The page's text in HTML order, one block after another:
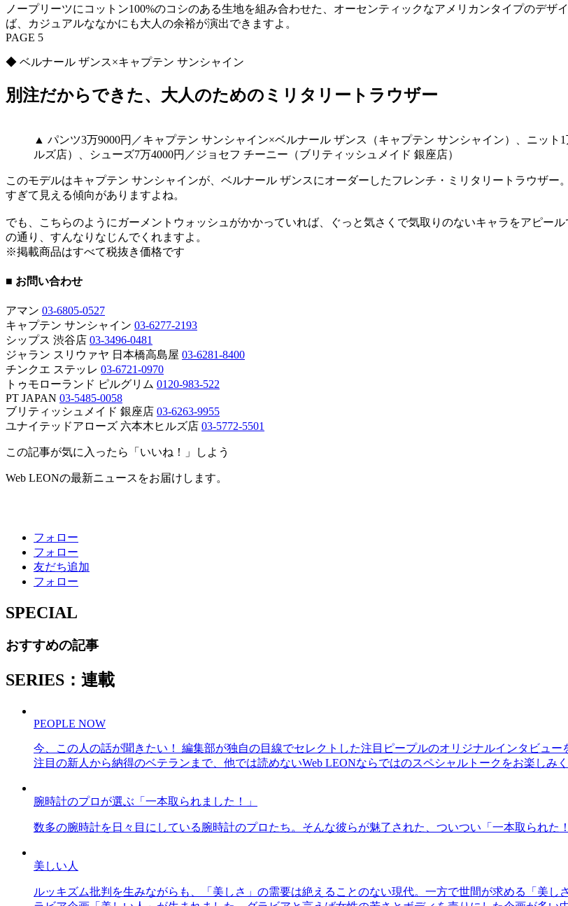
ノープリーツにコットン100%のコシのある生地を組み合わせた、オーセンティックなアメリカンタイプのデ
ば、カジュアルななかにも大人の余裕が演出できますよ。
PAGE 5
◆ ベルナール ザンス×キャプテン サンシャイン
別注だからできた、大人のためのミリタリートラウザー
▲ パンツ3万9000円／キャプテン サンシャイン×ベルナール ザンス（キャプテン サンシャイン）、ニッ
ルズ店）、シューズ7万4000円／ジョセフ チーニー（ブリティッシュメイド 銀座店）
このモデルはキャプテン サンシャインが、ベルナール ザンスにオーダーしたフレンチ・ミリタリートラウザ
すぎて見える傾向がありますよね。
でも、こちらのようにガーメントウォッシュがかかっていれば、ぐっと気さくで気取りのないキャラをアピー
の通り、すんなりなじんでくれますよ。
※掲載商品はすべて税抜き価格です
■ お問い合わせ
アマン 03-6805-0527
キャプテン サンシャイン 03-6277-2193
シップス 渋谷店 03-3496-0481
ジャラン スリウァヤ 日本橋高島屋 03-6281-8400
チンクエ ステッレ 03-6721-0970
トゥモローランド ピルグリム 0120-983-522
PT JAPAN 03-5485-0058
ブリティッシュメイド 銀座店 03-6263-9955
ユナイテッドアローズ 六本木ヒルズ店 03-5772-5501
この記事が気に入ったら「いいね！」しよう
Web LEONの最新ニュースをお届けします。
フォロー
フォロー
友だち追加
フォロー
SPECIAL
おすすめの記事
SERIES：連載
PEOPLE NOW
今、この人の話が聞きたい！ 編集部が独自の目線でセレクトした注目ピープルのオリジナルインタビュ
注目の新人から納得のベテランまで、他では読めないWeb LEONならではのスペシャルトークをお楽しみく
腕時計のプロが選ぶ「一本取られました！」
数多の腕時計を日々目にしている腕時計のプロたち。そんな彼らが魅了された、ついつい「一本取られた
美しい人
ルッキズム批判を生みながらも、「美しさ」の需要は絶えることのない現代。一方で世間が求める「美